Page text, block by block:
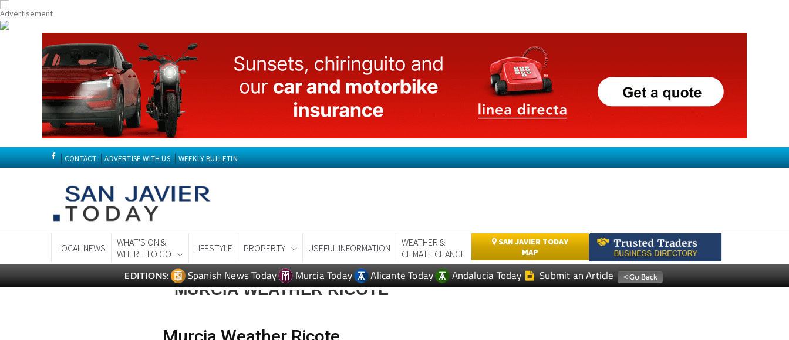
CONTACT ADVERTISE WITH US WEEKLY BULLETIN
LOCAL NEWS
WHAT'S ON &
WHERE TO GO
LIFESTYLE PROPERTY USEFUL INFORMATION
WEATHER &
CLIMATE CHANGE
SAN JAVIER TODAY
MAP
EDITIONS: Spanish News Today Murcia Today Alicante Today Andalucia Today Submit an Article
MURCIA WEATHER RICOTE